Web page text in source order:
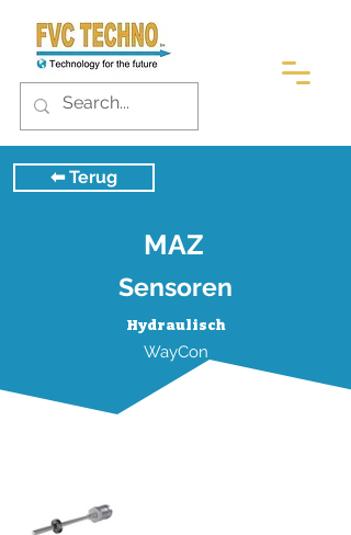
⬅︎ Terug
MAZ
Sensoren
Hydraulisch
WayCon